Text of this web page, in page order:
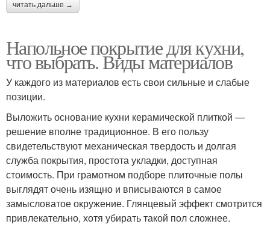
читать дальше →
Напольное покрытие для кухни,
что выбрать. Виды материалов
У каждого из материалов есть свои сильные и слабые
позиции.
Выложить основание кухни керамической плиткой —
решение вполне традиционное. В его пользу
свидетельствуют механическая твердость и долгая
служба покрытия, простота укладки, доступная
стоимость. При грамотном подборе плиточные полы
выглядят очень изящно и вписываются в самое
замысловатое окружение. Глянцевый эффект смотрится
привлекательно, хотя убирать такой пол сложнее.